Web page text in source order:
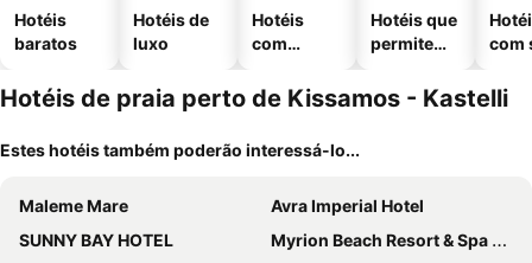
Hotéis
baratos
Hotéis de
luxo
Hotéis
com
Hotéis que
permitem
com
Hotéis de praia perto de Kissamos - Kastelli
Estes hotéis também poderão interessá-lo...
Maleme Mare
Avra Imperial Hotel
SUNNY BAY HOTEL
Myrion Beach Resort & Spa - Adults Only